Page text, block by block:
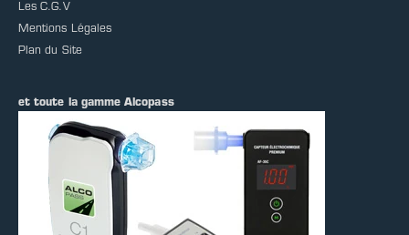
Les C.G.V
Mentions Légales
Plan du Site
et toute la gamme Alcopass